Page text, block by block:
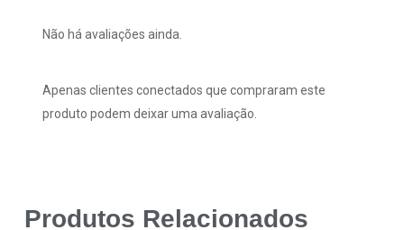
Não há avaliações ainda.
Apenas clientes conectados que compraram este
produto podem deixar uma avaliação.
Produtos Relacionados